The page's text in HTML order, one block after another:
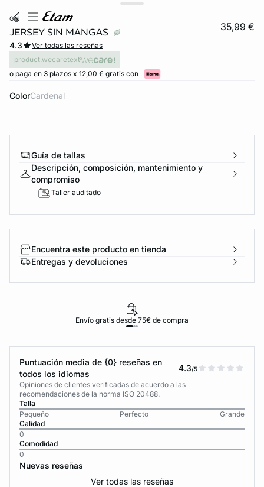
gigi
JERSEY SIN MANGAS 35,99 €
4.3
Ver todas las reseñas
product.wecaretext
o paga en 3 plazos x 12,00 € gratis con
Color cardenal
Guía de tallas
Descripción, composición, mantenimiento y
compromiso
Taller auditado
Encuentra este producto en tienda
Entregas y devoluciones
Envío gratis desde 75€ de compra
Puntuación media de {0} reseñas en
todos los idiomas
4.3/5
Opiniones de clientes verificadas de acuerdo a las
recomendaciones de la norma ISO 20488.
Talla
Pequeño
Perfecto
Grande
Calidad
0
Comodidad
0
Nuevas reseñas
Ver todas las reseñas